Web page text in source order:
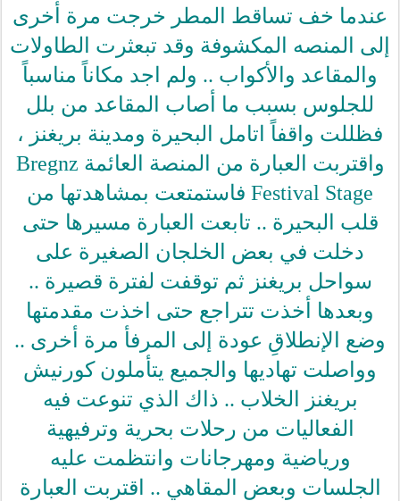
عندما خف تساقط المطر خرجت مرة أخرى
إلى المنصه المكشوفة وقد تبعثرت الطاولات
والمقاعد والأكواب .. ولم اجد مكاناً مناسباً
للجلوس بسبب ما أصاب المقاعد من بلل
فظللت واقفاً اتامل البحيرة ومدينة بريغنز ،
واقتربت العبارة من المنصة العائمة Bregnz
Festival Stage فاستمتعت بمشاهدتها من
قلب البحيرة .. تابعت العبارة مسيرها حتى
دخلت في بعض الخلجان الصغيرة على
سواحل بريغنز ثم توقفت لفترة قصيرة ..
وبعدها أخذت تتراجع حتى اخذت مقدمتها
وضع الإنطلاقِ عودة إلى المرفأ مرة أخرى ..
وواصلت تهاديها والجميع يتأملون كورنيش
بريغنز الخلاب .. ذاك الذي تنوعت فيه
الفعاليات من رحلات بحرية وترفيهية
ورياضية ومهرجانات وانتظمت عليه
الجلسات وبعض المقاهي .. اقتربت العبارة